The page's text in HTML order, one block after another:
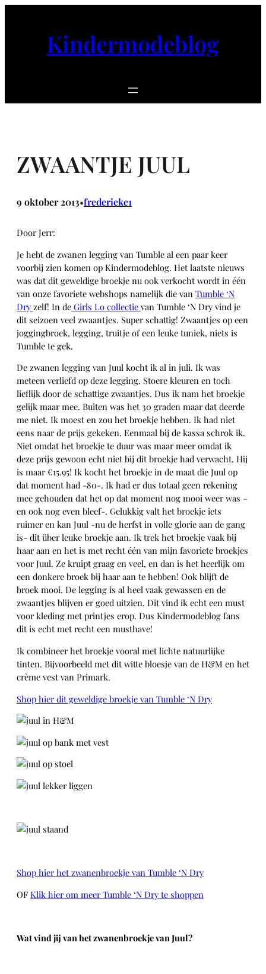
Kindermodeblog
ZWAANTJE JUUL
9 oktober 2013•frederieke1
Door Jerr:
Je hebt de zwanen legging van Tumble al een paar keer
voorbij zien komen op Kindermodeblog. Het laatste nieuws
was dat dit geweldige broekje nu ook verkocht wordt in één
van onze favoriete webshops namelijk die van Tumble ‘N
Dry zelf! In de Girls Lo collectie van Tumble ‘N Dry vind je
dit seizoen veel zwaantjes. Super schattig! Zwaantjes op een
joggingbroek, legging, truitje of een leuke tuniek, niets is
Tumble te gek.
De zwanen legging van Juul kocht ik al in juli. Ik was
meteen verliefd op deze legging. Stoere kleuren en toch
lieflijk door de schattige zwaantjes. Dus ik nam het broekje
gelijk maar mee. Buiten was het 30 graden maar dat deerde
me niet. Ik moest en zou het broekje hebben. Ik had niet
eens naar de prijs gekeken. Eenmaal bij de kassa schrok ik.
Niet omdat het broekje te duur was maar meer omdat ik
deze prijs gewoon echt niet bij dit broekje had verwacht. Hij
is maar €15.95! Ik kocht het broekje in de maat die Juul op
dat moment had -80-. Ik had er dus totaal geen rekening
mee gehouden dat het op dat moment nog mooi weer was –
en ook nog even bleef-. Gelukkig valt het broekje iets
ruimer en kan Juul -nu de herfst in volle glorie aan de gang
is- dit über leuke broekje aan. Ik trek het broekje vaak bij
haar aan en het is met recht één van mijn favoriete broekjes
voor Juul. Ze kruipt graag en veel, en dan is het heerlijk om
een donkere broek bij haar aan te hebben! Ook blijft de
broek mooi. De legging is al heel vaak gewassen en de
zwaantjes blijven er goed uitzien. Dit vind ik echt een must
voor kleding met printjes erop. Dus Kindermodeblog fans
dit is echt met recht een musthave!
Ik combineer het broekje vooral met lichte natuurlijke
tinten. Bijvoorbeeld met dit witte bloesje van de H&M en het
crème vest van Primark.
Shop hier dit geweldige broekje van Tumble ‘N Dry
Shop hier het zwanenbroekje van Tumble ‘N Dry
OF Klik hier om meer Tumble ‘N Dry te shoppen
Wat vind jij van het zwanenbroekje van Juul?